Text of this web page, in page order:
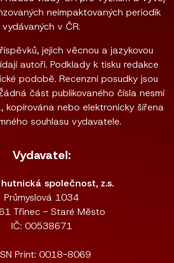
neimpaktovaných periodik
vydávaných v ČR.
jejich věcnou a jazykovou
autoři. Podklady k tisku redakce
podobě. Recenzní posudky jsou
část publikovaného čísla nesmí
kopírována nebo elektronicky šířena
souhlasu vydavatele.
Vydavatel:
společnost, z.s.
Průmyslová 1034
Třinec - Staré Město
IČ: 00538671
Print: 0018-8069